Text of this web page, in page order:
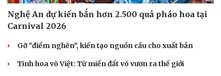
Sức khỏe
Dinh dưỡng - món ngon
Sản phụ khoa
Nhi khoa
Đời sống
Tình yêu - Gia đình
Nghệ An dự kiến bắn hơn 2.500 quả pháo hoa tại
Carnival 2026
Gỡ "điểm nghẽn", kiến tạo nguồn cầu cho xuất bản
Tinh hoa võ Việt: Từ miền đất võ vươn ra thế giới